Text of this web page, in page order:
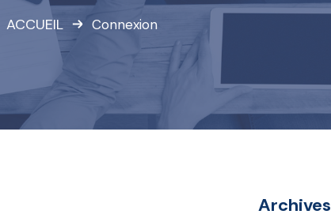
ACCUEIL Connexion
Archives